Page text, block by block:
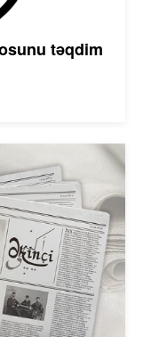
təqdim